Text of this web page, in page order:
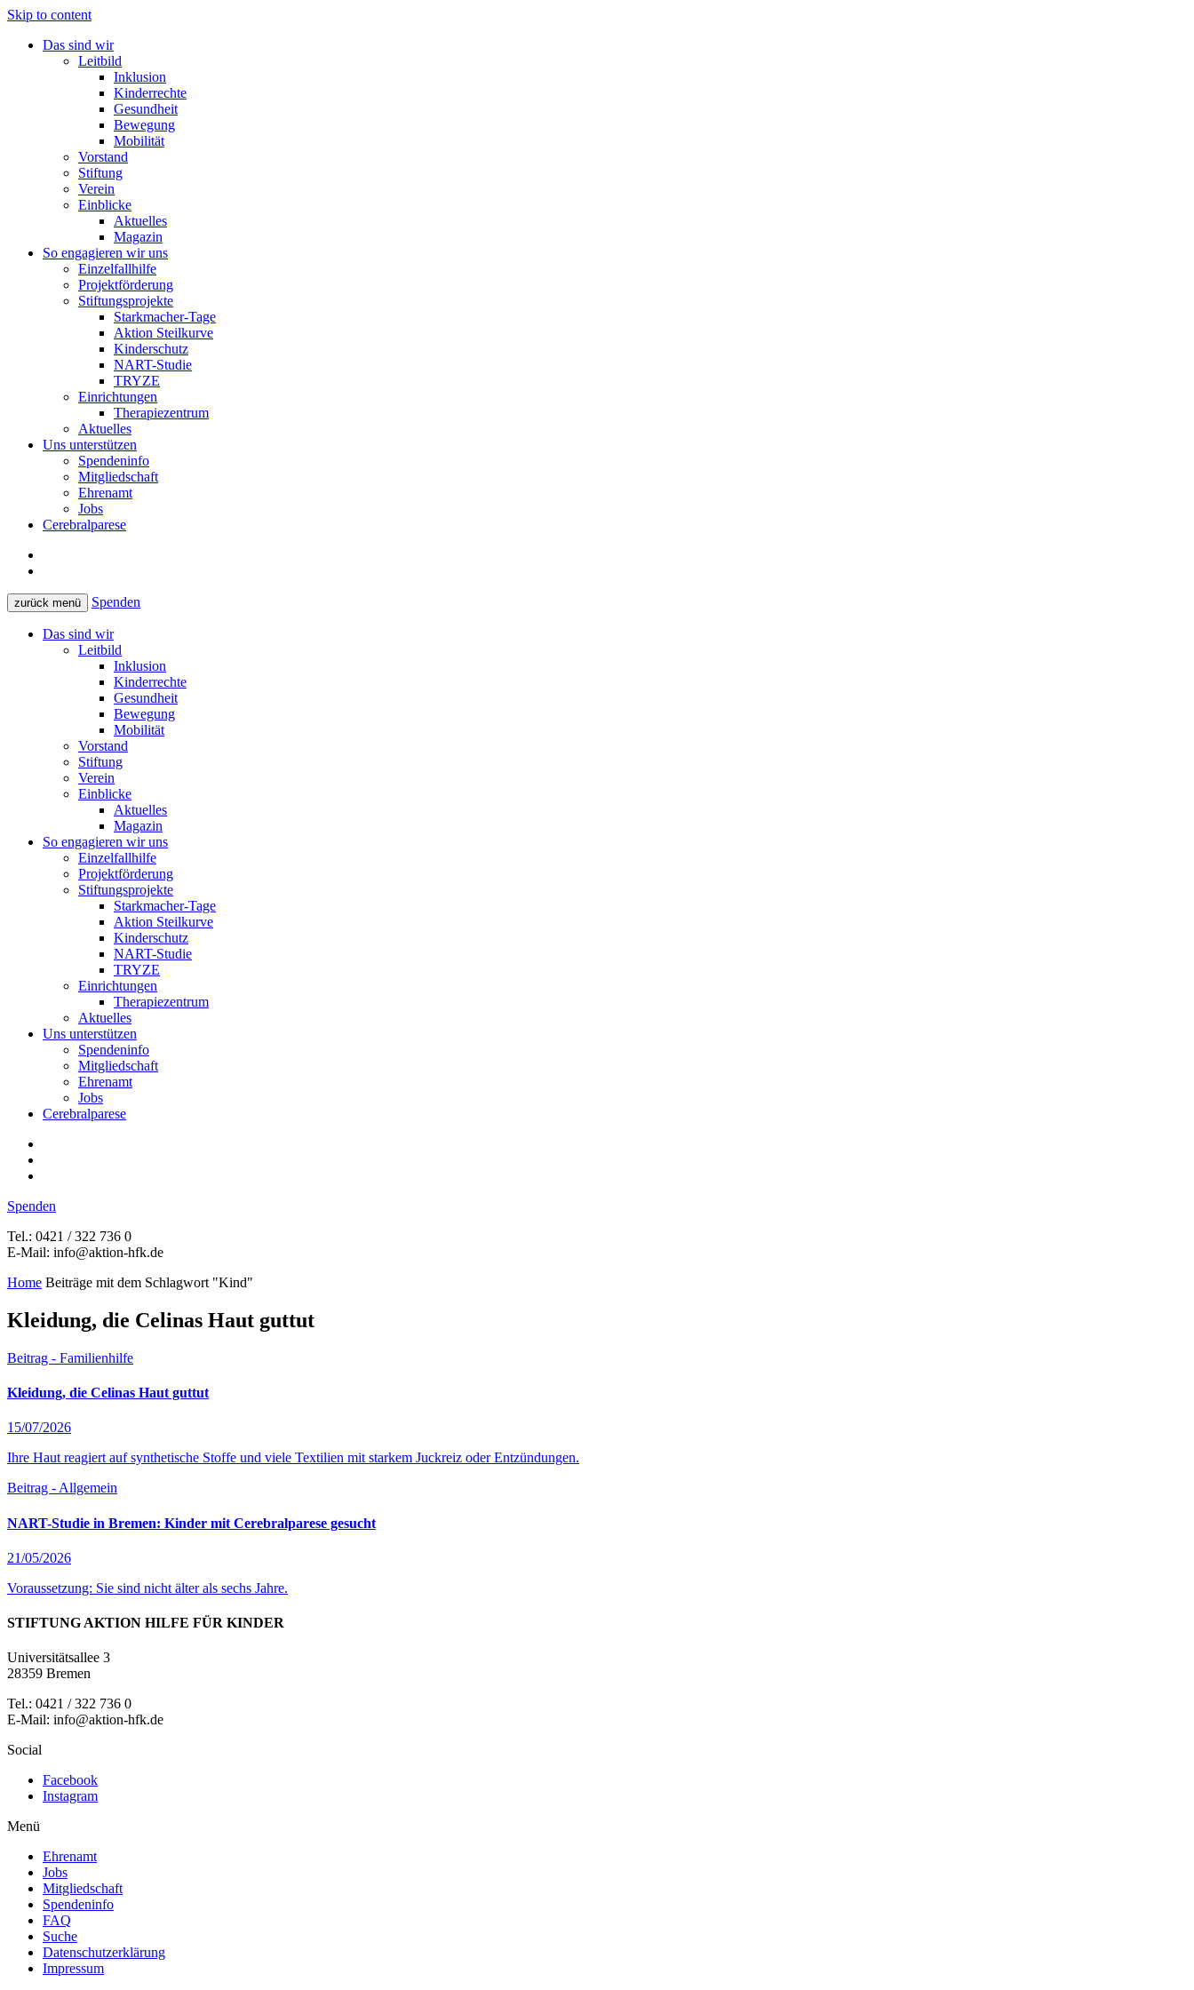
Skip to content
Das sind wir
Leitbild
Inklusion
Kinderrechte
Gesundheit
Bewegung
Mobilität
Vorstand
Stiftung
Verein
Einblicke
Aktuelles
Magazin
So engagieren wir uns
Einzelfallhilfe
Projektförderung
Stiftungsprojekte
Starkmacher-Tage
Aktion Steilkurve
Kinderschutz
NART-Studie
TRYZE
Einrichtungen
Therapiezentrum
Aktuelles
Uns unterstützen
Spendeninfo
Mitgliedschaft
Ehrenamt
Jobs
Cerebralparese
zurück menü Spenden
Das sind wir
Leitbild
Inklusion
Kinderrechte
Gesundheit
Bewegung
Mobilität
Vorstand
Stiftung
Verein
Einblicke
Aktuelles
Magazin
So engagieren wir uns
Einzelfallhilfe
Projektförderung
Stiftungsprojekte
Starkmacher-Tage
Aktion Steilkurve
Kinderschutz
NART-Studie
TRYZE
Einrichtungen
Therapiezentrum
Aktuelles
Uns unterstützen
Spendeninfo
Mitgliedschaft
Ehrenamt
Jobs
Cerebralparese
Spenden
Tel.: 0421 / 322 736 0
E-Mail: info@aktion-hfk.de
Home Beiträge mit dem Schlagwort "Kind"
Kleidung, die Celinas Haut guttut
Beitrag - Familienhilfe
Kleidung, die Celinas Haut guttut
15/07/2026
Ihre Haut reagiert auf synthetische Stoffe und viele Textilien mit starkem Juckreiz oder Entzündungen.
Beitrag - Allgemein
NART-Studie in Bremen: Kinder mit Cerebralparese gesucht
21/05/2026
Voraussetzung: Sie sind nicht älter als sechs Jahre.
STIFTUNG AKTION HILFE FÜR KINDER
Universitätsallee 3
28359 Bremen
Tel.: 0421 / 322 736 0
E-Mail: info@aktion-hfk.de
Social
Facebook
Instagram
Menü
Ehrenamt
Jobs
Mitgliedschaft
Spendeninfo
FAQ
Suche
Datenschutzerklärung
Impressum